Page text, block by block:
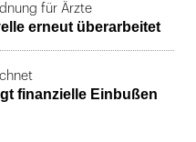
für Ärzte
erneut überarbeitet
finanzielle Einbußen